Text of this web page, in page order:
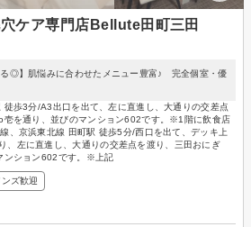
ケア専門店Bellute田町三田
◎】肌悩みに合わせたメニュー豊富♪ 完全個室・優
徒歩3分/A3出口を出て、左に直進し、大通りの交差点
壱を通り、並びのマンション602です。※1階に飲食店
、京浜東北線 田町駅 徒歩5分/西口を出て、デッキ上
、左に直進し、大通りの交差点を渡り、三田おにぎ
ンション602です。※上記
ンズ歓迎